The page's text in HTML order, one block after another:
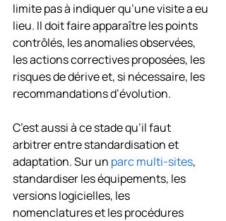
limite pas à indiquer qu’une visite a eu
lieu. Il doit faire apparaître les points
contrôlés, les anomalies observées,
les actions correctives proposées, les
risques de dérive et, si nécessaire, les
recommandations d’évolution.
C’est aussi à ce stade qu’il faut
arbitrer entre standardisation et
adaptation. Sur un parc multi-sites,
standardiser les équipements, les
versions logicielles, les
nomenclatures et les procédures